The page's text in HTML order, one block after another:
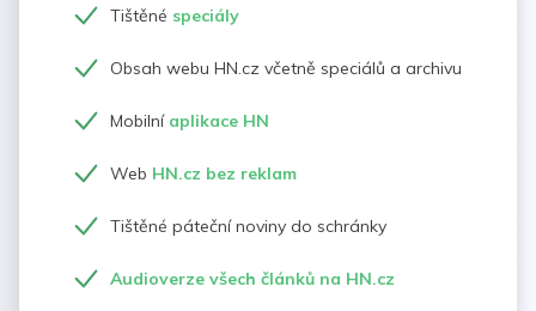
Tištěné speciály
Obsah webu HN.cz včetně speciálů a archivu
Mobilní aplikace HN
Web HN.cz bez reklam
Tištěné páteční noviny do schránky
Audioverze všech článků na HN.cz